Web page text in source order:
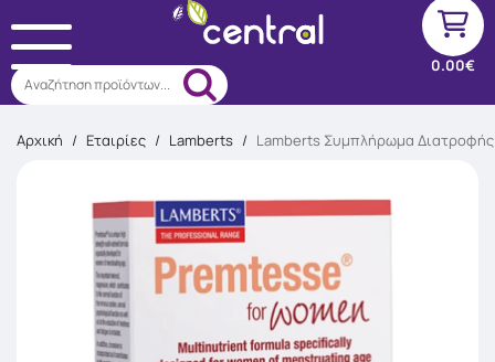
Αναζήτηση προϊόντων...
0.00€
Αρχική / Εταιρίες / Lamberts / Lamberts Συμπλήρωμα